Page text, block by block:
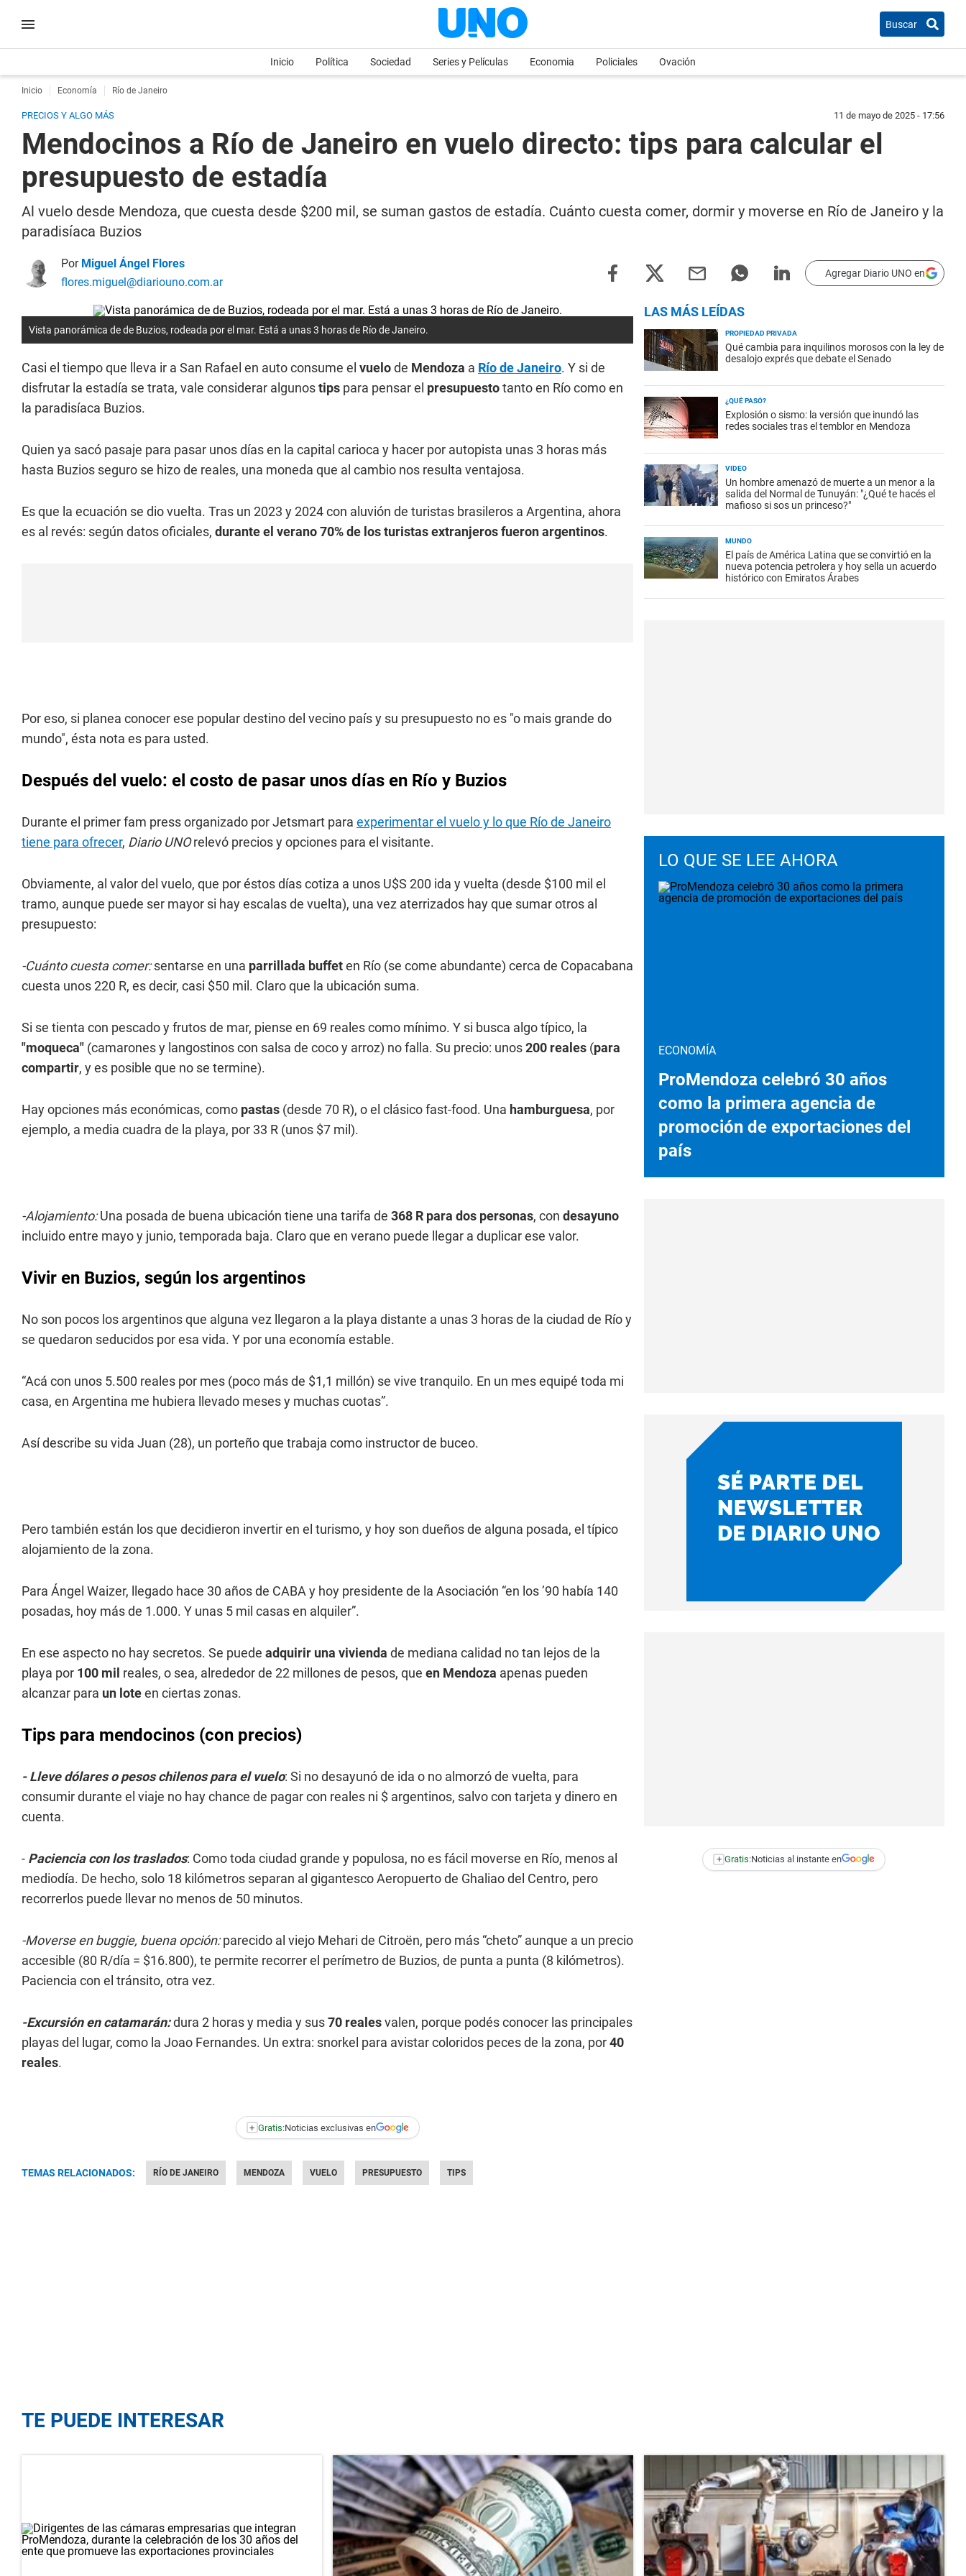
Buscar
Inicio Política Sociedad Series y Películas Economia Policiales Ovación
Inicio Economía Río de Janeiro
PRECIOS Y ALGO MÁS 11 de mayo de 2025 - 17:56
Mendocinos a Río de Janeiro en vuelo directo: tips para calcular el
presupuesto de estadía
Al vuelo desde Mendoza, que cuesta desde $200 mil, se suman gastos de estadía. Cuánto cuesta comer, dormir y moverse en Río de Janeiro y la
paradisíaca Buzios
Por Miguel Ángel Flores
flores.miguel@diariouno.com.ar
Agregar Diario UNO en
Vista panorámica de de Buzios, rodeada por el mar. Está a unas 3 horas de Río de Janeiro.
Casi el tiempo que lleva ir a San Rafael en auto consume el vuelode Mendoza a Río de Janeiro. Y si de
disfrutar la estadía se trata, vale considerar algunostips para pensar el presupuestotanto en Río como en
la paradisíaca Buzios.
Quien ya sacó pasaje para pasar unos días en la capital carioca y hacer por autopista unas 3 horas más
hasta Buzios seguro se hizo de reales, una moneda que al cambio nos resulta ventajosa.
Es que la ecuación se dio vuelta. Tras un 2023 y 2024 con aluvión de turistas brasileros a Argentina, ahora
es al revés: según datos oficiales, durante el verano 70% de los turistas extranjeros fueron argentinos.
Por eso, si planea conocer ese popular destino del vecino país y su presupuesto no es "o mais grande do
mundo", ésta nota es para usted.
Después del vuelo: el costo de pasar unos días en Río y Buzios
Durante el primer fam press organizado por Jetsmart para experimentar el vuelo y lo que Río de Janeiro
tiene para ofrecer, Diario UNOrelevó precios y opciones para el visitante.
Obviamente, al valor del vuelo, que por éstos días cotiza a unos U$S 200 ida y vuelta (desde $100 mil el
tramo, aunque puede ser mayor si hay escalas de vuelta), una vez aterrizados hay que sumar otros al
presupuesto:
-Cuánto cuesta comer:sentarse en una parrillada buffeten Río (se come abundante) cerca de Copacabana
cuesta unos 220 R, es decir, casi $50 mil. Claro que la ubicación suma.
Si se tienta con pescado y frutos de mar, piense en 69 reales como mínimo. Y si busca algo típico, la
"moqueca" (camarones y langostinos con salsa de coco y arroz) no falla. Su precio: unos200 reales (para
compartir, y es posible que no se termine).
Hay opciones más económicas, como pastas (desde 70 R), o el clásico fast-food. Una hamburguesa, por
ejemplo, a media cuadra de la playa, por 33 R (unos $7 mil).
-Alojamiento:Una posada de buena ubicación tiene una tarifa de 368 R para dos personas, con desayuno
incluido entre mayo y junio, temporada baja. Claro que en verano puede llegar a duplicar ese valor.
Vivir en Buzios, según los argentinos
No son pocos los argentinos que alguna vez llegaron a la playa distante a unas 3 horas de la ciudad de Río y
se quedaron seducidos por esa vida. Y por una economía estable.
“Acá con unos 5.500 reales por mes (poco más de $1,1 millón) se vive tranquilo. En un mes equipé toda mi
casa, en Argentina me hubiera llevado meses y muchas cuotas”.
Así describe su vida Juan (28), un porteño que trabaja como instructor de buceo.
Pero también están los que decidieron invertir en el turismo, y hoy son dueños de alguna posada, el típico
alojamiento de la zona.
Para Ángel Waizer, llegado hace 30 años de CABA y hoy presidente de la Asociación “en los ’90 había 140
posadas, hoy más de 1.000. Y unas 5 mil casas en alquiler”.
En ese aspecto no hay secretos. Se puede adquirir una vivienda de mediana calidad no tan lejos de la
playa por 100 mil reales, o sea, alrededor de 22 millones de pesos, que en Mendoza apenas pueden
alcanzar para un loteen ciertas zonas.
Tips para mendocinos (con precios)
- Lleve dólares o pesos chilenos para el vuelo: Si no desayunó de ida o no almorzó de vuelta, para
consumir durante el viaje no hay chance de pagar con reales ni $ argentinos, salvo con tarjeta y dinero en
cuenta.
- Paciencia con los traslados: Como toda ciudad grande y populosa, no es fácil moverse en Río, menos al
mediodía. De hecho, solo 18 kilómetros separan al gigantesco Aeropuerto de Ghaliao del Centro, pero
recorrerlos puede llevar no menos de 50 minutos.
-Moverse en buggie, buena opción:parecido al viejo Mehari de Citroën, pero más “cheto” aunque a un precio
accesible (80 R/día = $16.800), te permite recorrer el perímetro de Buzios, de punta a punta (8 kilómetros).
Paciencia con el tránsito, otra vez.
-Excursión en catamarán:dura 2 horas y media y sus70 realesvalen, porque podés conocer las principales
playas del lugar, como la Joao Fernandes. Un extra: snorkel para avistar coloridos peces de la zona, por40
reales.
+ Gratis:Noticias exclusivas en
TEMAS RELACIONADOS: RÍO DE JANEIRO MENDOZA VUELO PRESUPUESTO TIPS
LAS MÁS LEÍDAS
PROPIEDAD PRIVADA
Qué cambia para inquilinos morosos con la ley de
desalojo exprés que debate el Senado
¿QUÉ PASÓ?
Explosión o sismo: la versión que inundó las
redes sociales tras el temblor en Mendoza
VIDEO
Un hombre amenazó de muerte a un menor a la
salida del Normal de Tunuyán: "¿Qué te hacés el
mafioso si sos un princeso?"
MUNDO
El país de América Latina que se convirtió en la
nueva potencia petrolera y hoy sella un acuerdo
histórico con Emiratos Árabes
LO QUE SE LEE AHORA
ECONOMÍA
ProMendoza celebró 30 años
como la primera agencia de
promoción de exportaciones del
país
+ Gratis:Noticias al instante en
TE PUEDE INTERESAR